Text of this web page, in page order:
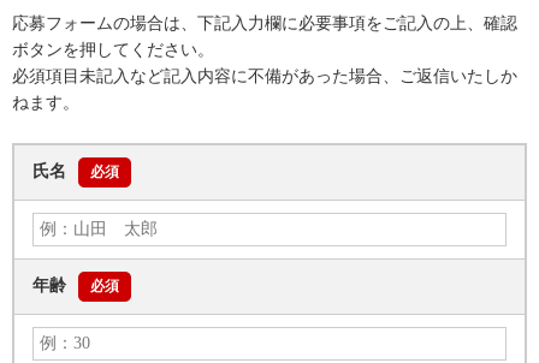
応募フォームの場合は、下記入力欄に必要事項をご記入の上、確認
ボタンを押してください。
必須項目未記入など記入内容に不備があった場合、ご返信いたしか
ねます。
氏名 必須
年齢 必須